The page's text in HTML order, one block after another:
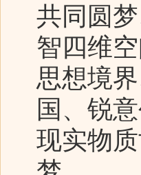
共同圆
智四维
思想境
国、锐
现实物